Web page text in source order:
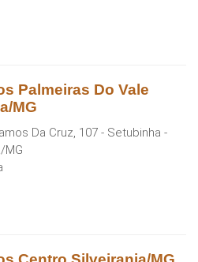
Palmeiras Do Vale
MG
Da Cruz, 107 - Setubinha -
/MG